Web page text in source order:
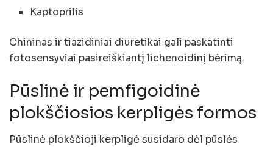
Kaptoprilis
Chininas ir tiazidiniai diuretikai gali paskatinti
fotosensyviai pasireiškiantį lichenoidinį bėrimą.
Pūslinė ir pemfigoidinė
plokščiosios kerpligės formos
Pūslinė plokščioji kerpligė susidaro dėl pūslės